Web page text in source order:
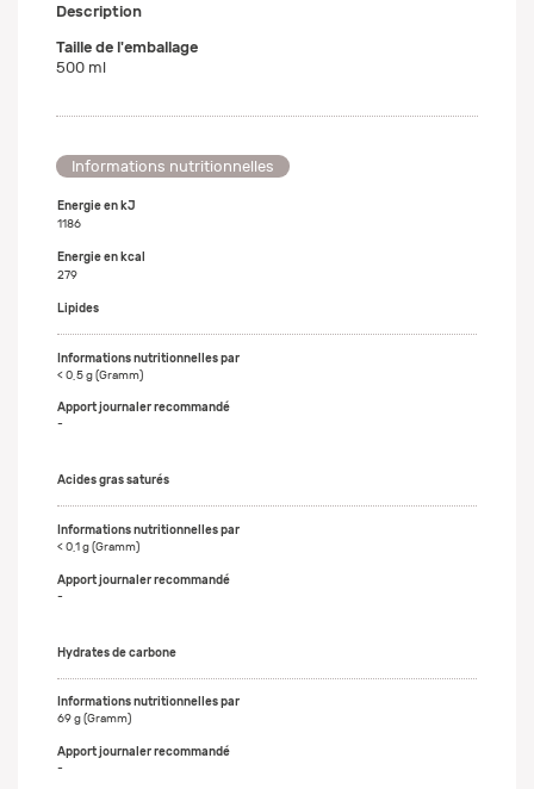
Description
Taille de l'emballage
500 ml
Informations nutritionnelles
Energie en kJ
1186
Energie en kcal
279
Lipides
< 0,5 g (Gramm)
-
Acides gras saturés
< 0,1 g (Gramm)
-
Hydrates de carbone
69 g (Gramm)
-